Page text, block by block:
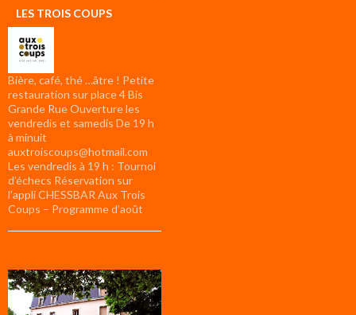
LES TROIS COUPS
Bière, café, thé …âtre ! Petite
restauration sur place 4 Bis
Grande Rue Ouverture les
vendredis et samedis De 19 h
à minuit
auxtroiscoups@hotmail.com
Les vendredis à 19 h : Tournoi
d’échecs Réservation sur
l’appli CHESSBAR Aux Trois
Coups – Programme d’août